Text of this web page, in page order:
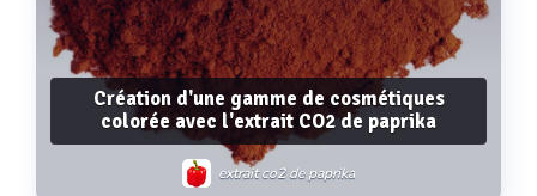
Création d'une gamme de cosmétiques
colorée avec l'extrait CO2 de paprika
extrait co2 de paprika